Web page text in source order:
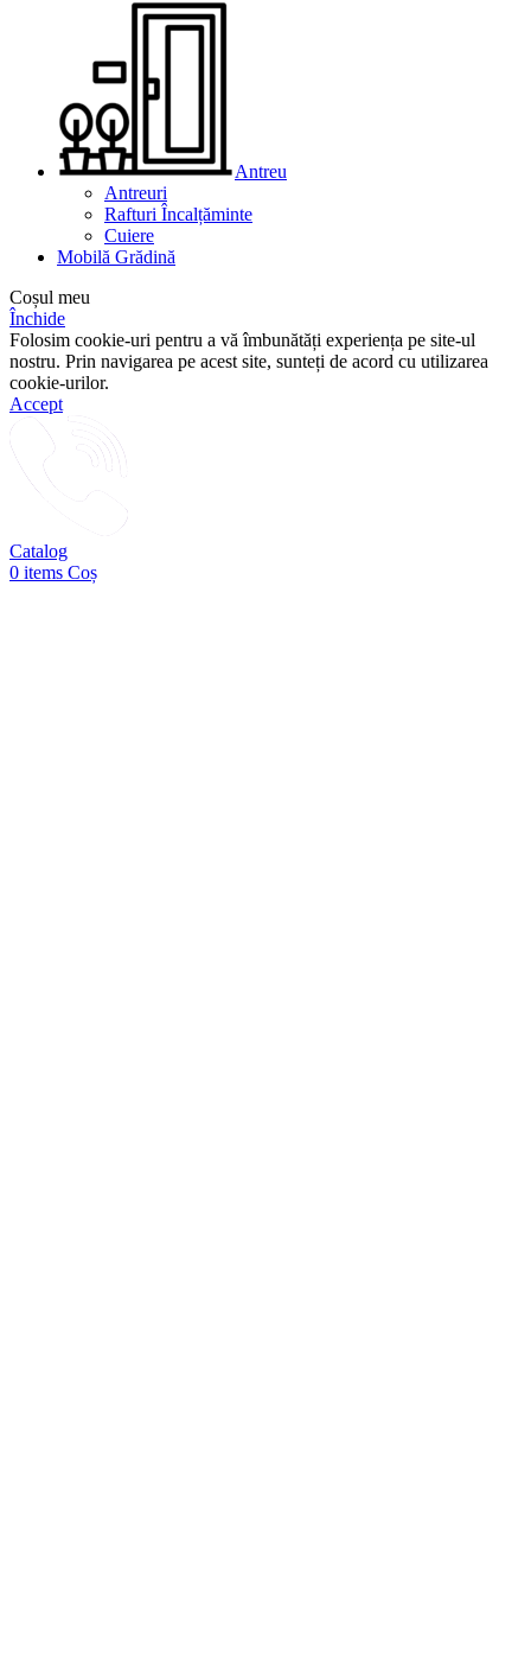
Antreu
Antreuri
Rafturi Încalțăminte
Cuiere
Mobilă Grădină
Coșul meu
Închide
Folosim cookie-uri pentru a vă îmbunătăți experiența pe site-ul
nostru. Prin navigarea pe acest site, sunteți de acord cu utilizarea
cookie-urilor.
Accept
Catalog
0 items Coș